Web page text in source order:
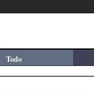
Todo